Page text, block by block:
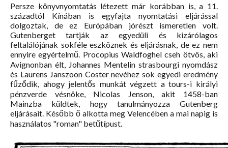
Persze könyvnyomtatás létezett már korábban is, a 11.
századtól Kínában is egyfajta nyomtatási eljárással
dolgoztak, de ez Európában jórészt ismeretlen volt.
Gutenberget tartják az egyedüli és kizárólagos
feltalálójának sokféle eszköznek és eljárásnak, de ez nem
ennyire egyértelmű. Procopius Waldfoghel cseh ötvös, aki
Avignonban élt, Johannes Mentelin strasbourgi nyomdász
és Laurens Janszoon Coster nevéhez sok egyedi eredmény
fűződik, ahogy jelentős munkát végzett a tours-i királyi
pénzverde vésnöke, Nicolas Jenson, akit 1458-ban
Mainzba küldtek, hogy tanulmányozza Gutenberg
eljárásait. Később ő alkotta meg Velencében a mai napig is
használatos "roman" betűtípust.